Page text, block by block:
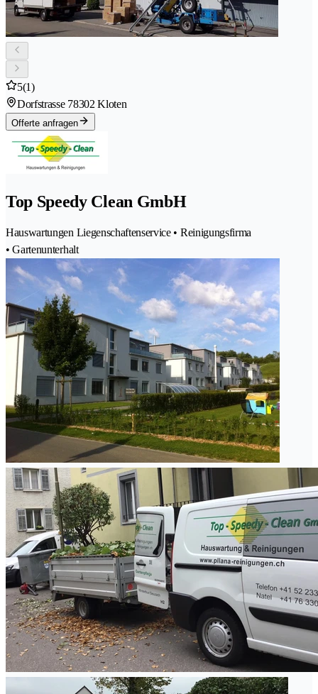
5(1)
Dorfstrasse 78302 Kloten
Offerte anfragen
Top Speedy Clean GmbH
Hauswartungen Liegenschaftenservice • Reinigungsfirma
• Gartenunterhalt